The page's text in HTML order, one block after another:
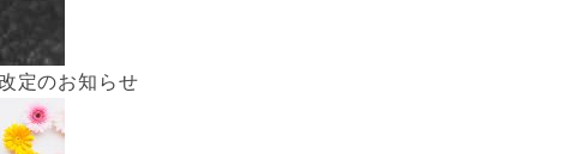
定のお知らせ